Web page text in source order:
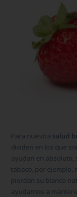
Para nuestra salud
dividen en los que
ayudan en absoluto,
tabaco, por ejemplo,
pierdan su blanco
ayudarnos a